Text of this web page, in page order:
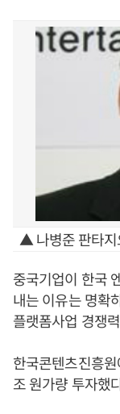
▲ 나병준 판타지
중국기업이 한국
내는 이유는 명확
플랫폼사업 경쟁
한국콘텐츠진흥
조 원가량 투자했